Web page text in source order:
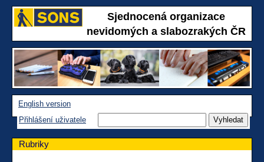
Sjednocená organizace
nevidomých a slabozrakých ČR
English version
Přihlášení uživatele
Rubriky